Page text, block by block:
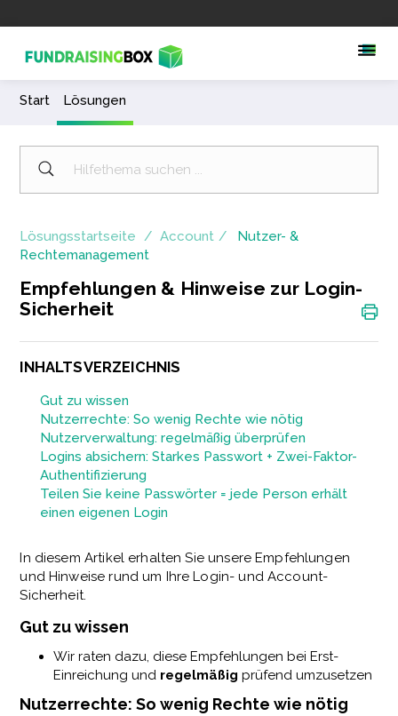
Start Lösungen
Lösungsstartseite Account
Nutzer- &
Rechtemanagement
Empfehlungen & Hinweise zur Login-
Sicherheit
INHALTSVERZEICHNIS
Gut zu wissen
Nutzerrechte: So wenig Rechte wie nötig
Nutzerverwaltung: regelmäßig überprüfen
Logins absichern: Starkes Passwort + Zwei-Faktor-
Authentifizierung
Teilen Sie keine Passwörter = jede Person erhält
einen eigenen Login
In diesem Artikel erhalten Sie unsere Empfehlungen
und Hinweise rund um Ihre Login- und Account-
Sicherheit.
Gut zu wissen
Wir raten dazu, diese Empfehlungen bei Erst-
Einreichung und regelmäßig prüfend umzusetzen
Nutzerrechte: So wenig Rechte wie nötig